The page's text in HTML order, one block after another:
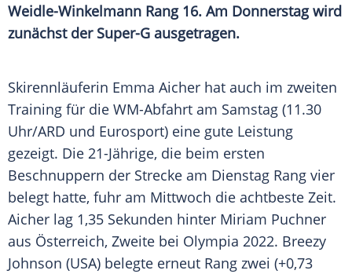
Weidle-Winkelmann Rang 16. Am Donnerstag wird
zunächst der Super-G ausgetragen.
Skirennläuferin Emma Aicher hat auch im zweiten
Training für die WM-Abfahrt am Samstag (11.30
Uhr/ARD und Eurosport) eine gute Leistung
gezeigt. Die 21-Jährige, die beim ersten
Beschnuppern der Strecke am Dienstag Rang vier
belegt hatte, fuhr am Mittwoch die achtbeste Zeit.
Aicher lag 1,35 Sekunden hinter Miriam Puchner
aus Österreich, Zweite bei Olympia 2022. Breezy
Johnson (USA) belegte erneut Rang zwei (+0,73